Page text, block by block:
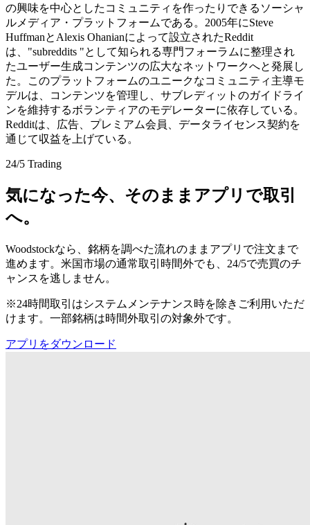
の興味を中心としたコミュニティを作ったりできるソーシャ
ルメディア・プラットフォームである。2005年にSteve
HuffmanとAlexis Ohanianによって設立されたReddit
は、"subreddits "として知られる専門フォーラムに整理され
たユーザー生成コンテンツの広大なネットワークへと発展し
た。このプラットフォームのユニークなコミュニティ主導モ
デルは、コンテンツを管理し、サブレディットのガイドライ
ンを維持するボランティアのモデレーターに依存している。
Redditは、広告、プレミアム会員、データライセンス契約を
通じて収益を上げている。
24/5 Trading
気になった今、そのままアプリで取引
へ。
Woodstockなら、銘柄を調べた流れのままアプリで注文まで
進めます。米国市場の通常取引時間外でも、24/5で売買のチ
ャンスを逃しません。
※24時間取引はシステムメンテナンス時を除きご利用いただ
けます。一部銘柄は時間外取引の対象外です。
アプリをダウンロード